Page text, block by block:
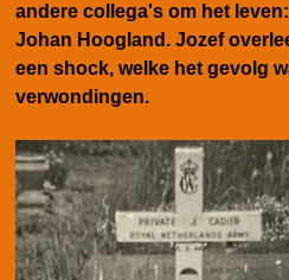
andere collega's om het
Johan Hoogland. Jozef
een shock, welke het gevolg
verwondingen.